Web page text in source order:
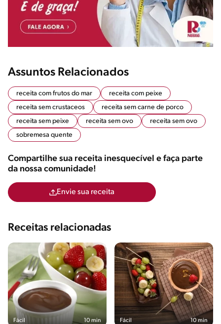
Assuntos Relacionados
receita com frutos do mar
receita com peixe
receita sem crustaceos
receita sem carne de porco
receita sem peixe
receita sem ovo
receita sem ovo
sobremesa quente
Compartilhe sua receita inesquecível e faça parte
da nossa comunidade!
Envie sua receita
Receitas relacionadas
Fácil 10 min Fácil 10 min